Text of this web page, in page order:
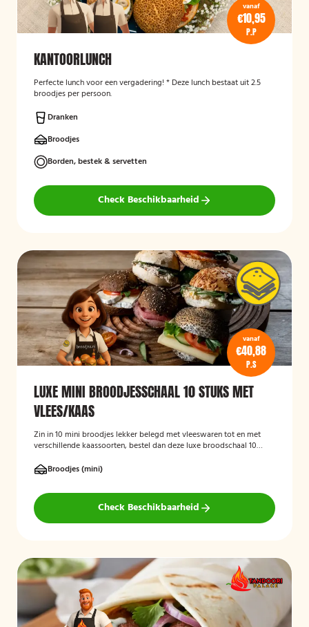
vanaf
€10,95
P.P
KANTOORLUNCH
Perfecte lunch voor een vergadering! * Deze lunch bestaat uit 2.5
broodjes per persoon.
Dranken
Broodjes
Borden, bestek & servetten
Check Beschikbaarheid
vanaf
€40,88
P.S
LUXE MINI BROODJESSCHAAL 10 STUKS MET
VLEES/KAAS
Zin in 10 mini broodjes lekker belegd met vleeswaren tot en met
verschillende kaassoorten, bestel dan deze luxe broodschaal 10
Broodjes (mini)
Check Beschikbaarheid